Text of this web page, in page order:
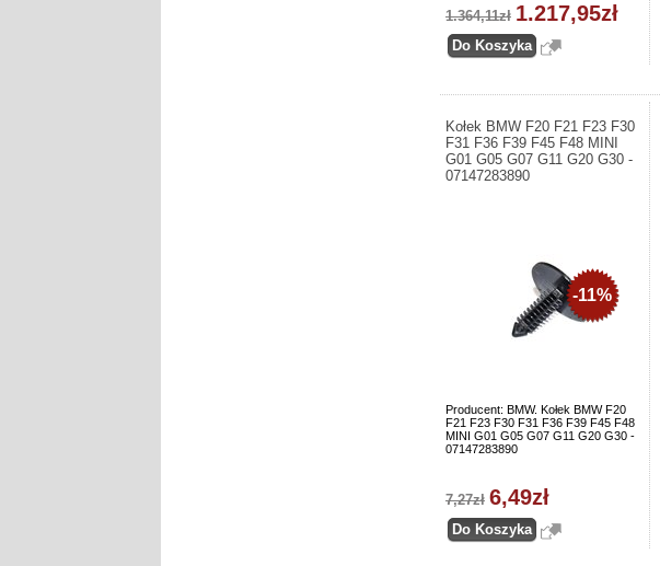
1.364,11zł 1.217,95zł
Kołek BMW F20 F21 F23 F30
F31 F36 F39 F45 F48 MINI
G01 G05 G07 G11 G20 G30 -
07147283890
Producent: BMW. Kołek BMW F20
F21 F23 F30 F31 F36 F39 F45 F48
MINI G01 G05 G07 G11 G20 G30 -
07147283890
-11%
7,27zł 6,49zł